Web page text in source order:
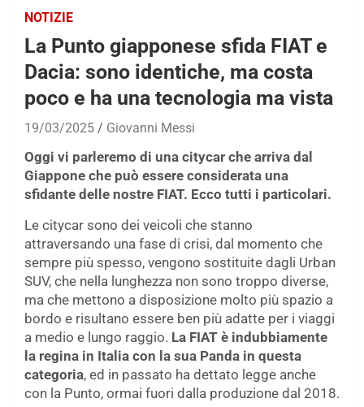
NOTIZIE
La Punto giapponese sfida FIAT e
Dacia: sono identiche, ma costa
poco e ha una tecnologia ma vista
19/03/2025 Giovanni Messi
Oggi vi parleremo di una citycar che arriva dal
Giappone che può essere considerata una
sfidante delle nostre FIAT. Ecco tutti i particolari.
Le citycar sono dei veicoli che stanno
attraversando una fase di crisi, dal momento che
sempre più spesso, vengono sostituite dagli Urban
SUV, che nella lunghezza non sono troppo diverse,
ma che mettono a disposizione molto più spazio a
bordo e risultano essere ben più adatte per i viaggi
a medio e lungo raggio. La FIAT è indubbiamente
la regina in Italia con la sua Panda in questa
categoria, ed in passato ha dettato legge anche
con la Punto, ormai fuori dalla produzione dal 2018.